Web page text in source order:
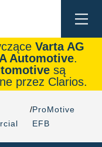
Varta AG
Automotive.
są
przez Clarios.
ProMotive
EFB